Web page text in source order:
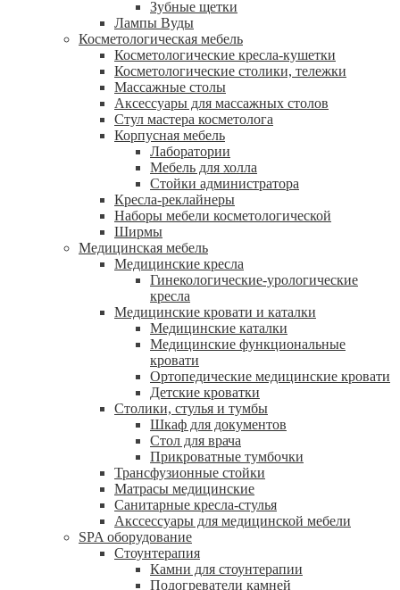
Зубные щетки
Лампы Вуды
Косметологическая мебель
Косметологические кресла-кушетки
Косметологические столики, тележки
Массажные столы
Аксессуары для массажных столов
Стул мастера косметолога
Корпусная мебель
Лаборатории
Мебель для холла
Стойки администратора
Кресла-реклайнеры
Наборы мебели косметологической
Ширмы
Медицинская мебель
Медицинские кресла
Гинекологические-урологические
кресла
Медицинские кровати и каталки
Медицинские каталки
Медицинские функциональные
кровати
Ортопедические медицинские кровати
Детские кроватки
Столики, стулья и тумбы
Шкаф для документов
Стол для врача
Прикроватные тумбочки
Трансфузионные стойки
Матрасы медицинские
Санитарные кресла-стулья
Акссессуары для медицинской мебели
SPA оборудование
Стоунтерапия
Камни для стоунтерапии
Подогреватели камней